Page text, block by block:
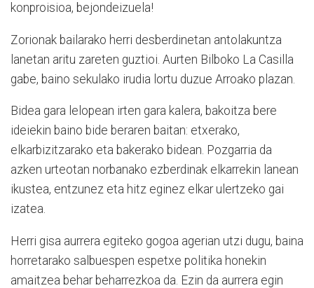
konproisioa, bejondeizuela!
Zorionak bailarako herri desberdinetan antolakuntza
lanetan aritu zareten guztioi. Aurten Bilboko La Casilla
gabe, baino sekulako irudia lortu duzue Arroako plazan.
Bidea gara lelopean irten gara kalera, bakoitza bere
ideiekin baino bide beraren baitan: etxerako,
elkarbizitzarako eta bakerako bidean. Pozgarria da
azken urteotan norbanako ezberdinak elkarrekin lanean
ikustea, entzunez eta hitz eginez elkar ulertzeko gai
izatea.
Herri gisa aurrera egiteko gogoa agerian utzi dugu, baina
horretarako salbuespen espetxe politika honekin
amaitzea behar beharrezkoa da. Ezin da aurrera egin